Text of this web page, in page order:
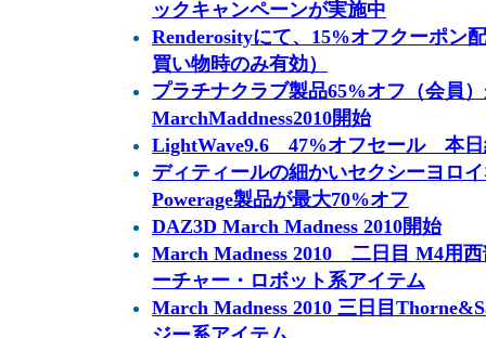
ックキャンペーンが実施中
Renderosityにて、15%オフクーポン
買い物時のみ有効）
プラチナクラブ製品65%オフ（会員
MarchMaddness2010開始
LightWave9.6 47%オフセール 本日
ディティールの細かいセクシーヨロ
Powerage製品が最大70%オフ
DAZ3D March Madness 2010開始
March Madness 2010 二日目 M4用
ーチャー・ロボット系アイテム
March Madness 2010 三日目